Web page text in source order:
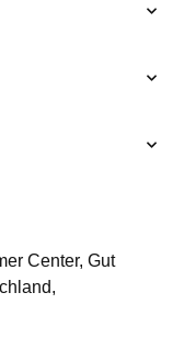
Center, Gut